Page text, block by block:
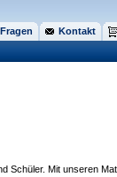
Kontakt
Schüler. Mit unseren